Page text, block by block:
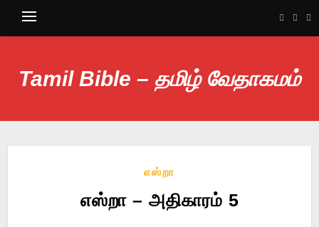
Tamil Bible – தமிழ் வேதாகமம்
எஸ்றா
எஸ்றா – அதிகாரம் 5